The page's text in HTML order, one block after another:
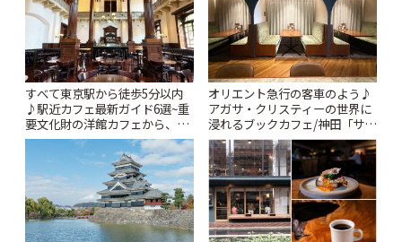
すべて東京駅から徒歩5分以内
♪駅近カフェ最新ガイド6選~重
要文化財の洋館カフェから、改
札すぐのレトロ喫茶まで~ | こと
オリエント急行の客車のよう♪
アガサ・クリスティーの世界に
浸れるブックカフェ/神田「サロ
ンクリスティ」 | ことりっぷ